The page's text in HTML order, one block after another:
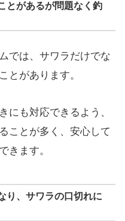
とがあるが問題なく釣
では、サワラだけでな
とがあります。
にも対応できるよう、
ことが多く、安心して
きます。
り、サワラの口切れに